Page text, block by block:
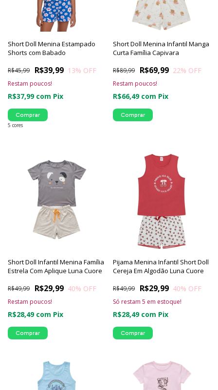
Short Doll Menina Estampado
Shorts com Babado
R$39,99
R$45,99 13% OFF
R$37,99 com Pix
Restam poucos!
5 cores
Comprar
Short Doll Menina Infantil Manga
Curta Família Capivara
R$69,99
R$89,99 22% OFF
R$66,49 com Pix
Restam poucos!
Comprar
Short Doll Infantil Menina Família
Estrela Com Aplique Luna Cuore
R$29,99
R$49,99 40% OFF
R$28,49 com Pix
Restam poucos!
Comprar
Pijama Menina Infantil Short Doll
Cereja Em Algodão Luna Cuore
R$29,99
R$49,99 40% OFF
R$28,49 com Pix
Só restam 5 em estoque!
Comprar